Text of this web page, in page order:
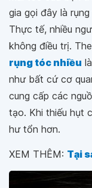
gia gọi đây là
Thực tế, nhiều
không điều trị.
rụng tóc nhiều
như bất cứ cơ
cung cấp các
tạo. Khi thiếu hụt
hư tổn hơn.
XEM THÊM: Tại